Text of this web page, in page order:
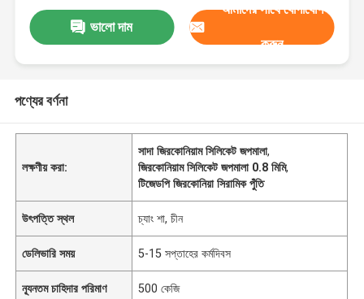
ভালো দাম
আমাদের সাথে যোগাযোগ
করুন
পণ্যের বর্ণনা
লক্ষণীয় করা:
সাদা জিরকোনিয়াম সিলিকেট জপমালা,
জিরকোনিয়াম সিলিকেট জপমালা 0.8 মিমি,
টিজেডপি জিরকোনিয়া সিরামিক পুঁতি
উৎপত্তি স্থল চ্যাং শা, চীন
ডেলিভারি সময় 5-15 সপ্তাহের কর্মদিবস
ন্যূনতম চাহিদার পরিমাণ 500 কেজি